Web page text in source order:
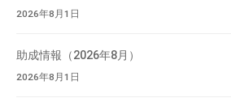
2026年8月1日
助成情報（2026年8月）
2026年8月1日